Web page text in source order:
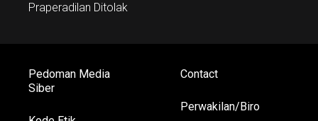
Praperadilan Ditolak
Pedoman Media
Siber
Contact
Perwakilan/Biro